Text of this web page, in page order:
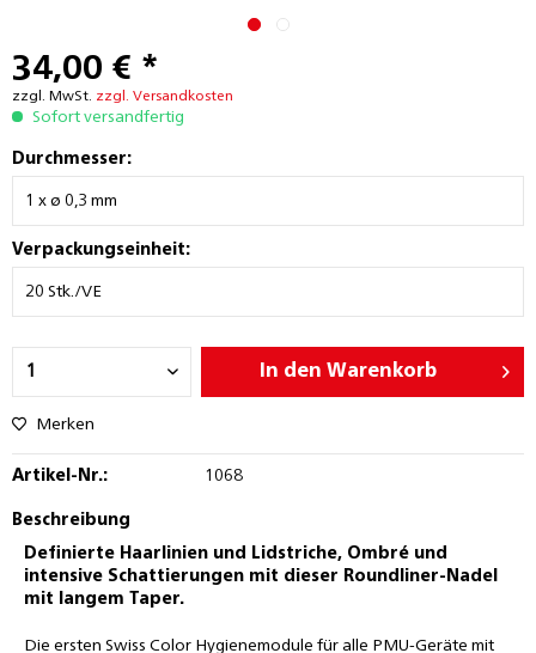
34,00 € *
zzgl. MwSt. zzgl. Versandkosten
Sofort versandfertig
Durchmesser:
Verpackungseinheit:
In den Warenkorb
Merken
Artikel-Nr.: 1068
Beschreibung
Definierte Haarlinien und Lidstriche, Ombré und
intensive Schattierungen mit dieser Roundliner-Nadel
mit langem Taper.
Die ersten Swiss Color Hygienemodule für alle PMU-Geräte mit